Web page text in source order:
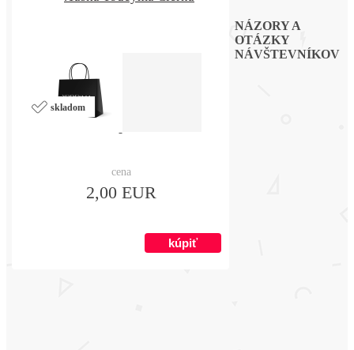
cena
2,00 EUR
skladom
NÁZORY A
OTÁZKY
NÁVŠTEVNÍKOV